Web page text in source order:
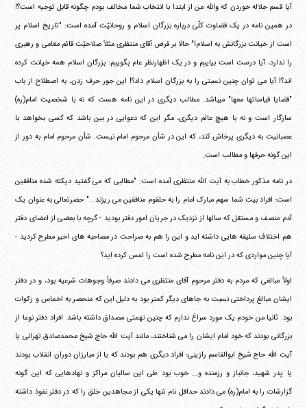
آیا قسم جلاله خوردن که والله من از ابتدا با انتخاب شما مخالف بودم چگونه قابل توجیه است؟!
در همین نامه در یک قضاوت کلّی درباره بزرگان اسلام و روحانیّت آمده است: "تاریخ اسلام پر
است از خیانت بزرگانش به اسلام!" حالا بر فرض آقای منتظری مثلاً صلاحیّت قائم مقامی و رهبری
را ندارد، آیا درست است بیاییم و در یک اظهارنظر عام بگوییم: بزرگان اسلام همه خیانت کرده
اند؟! آیا می توان چنین نسبتی را به بزرگان اسلام داد؟! این جور حرف زدن، به اصطلاح از باب
"قضایا قیاساتها معها" میباشد. مطالب دیگری در این نامه هست که نه با شخصیت امام(ره)
سازگار است و نه با هیچ عالم دیگری، مگر این که دعوایی در بین باشد که کسی بخواهد با
عصبانیت به دیگری پرخاش کند، که این در شأن مرحوم امام نیست. شأن مرحوم امام به دور از
این گونه حرفها و مطالب است.
در نامه مذکور خطاب به آیت الله منتظری آمده است: "مطالبی که می گفتید دیکته شده منافقین
است؛ افراد بیت شما سهم مبارک امام را به حلقوم منافقین می ریزند..." حضرتعالی به عنوان یک
آدم منصف و مستقل که سالها از نزدیک در جریان امور دفتر بودید - گرچه با بعضی از اعضای دفتر
هم اختلاف سلیقه هایی داشته اید و این را هم به صراحت در مصاحبه های اخیر مطرح کردید -
آیا چنین مواردی که در این نامه مطرح شده است را لمس کرده اید؟
اولاً مبالغی که مردم به دفتر مرحوم آقای منتظری می دادند صرفاً وجوهات شرعیه بود، و در دفتر
ایشان مبالغ پرداختی نسبت به جاهای دیگر کمتر بود به دلیل این که منحصر به اخماس و زکوات
بود. ثانیا من خودم یک مورد سراغ ندارم که چنین تهمتی مصداق داشته باشد. افراد دفتر نوعا از
بزرگانی بودند که خود امام ایشان را می شناختند، مانند آیت الله حاج شیخ محمدصادق تهرانی یا
آیت الله حاج شیخ ابوالقاسم رازینی؛ افراد دیگری هم بودند که یا از مبارزان دوران انقلاب بودند
یا پدر شهید، جانباز و رزمنده و... خوب بود طی این سالیان مراکز و نهادهایی که این گونه
گزارشات را به امام(ره) می دادند حداقل نام تنها یکی از مجاهدین خلق را که در دفتر نفوذ داشته